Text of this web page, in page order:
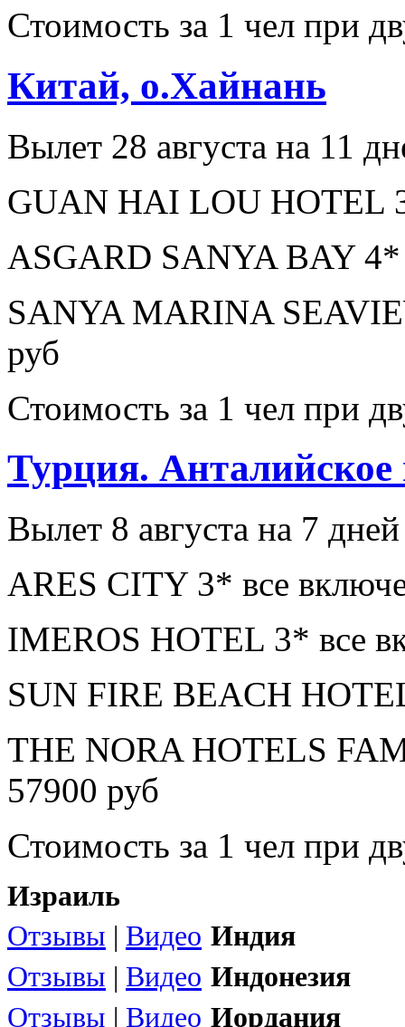
Стоимость за 1 чел при
Китай, о.Хайнань
Вылет 28 августа на 11
GUAN HAI LOU HOTEL
ASGARD SANYA BAY 4*
SANYA MARINA
руб
Стоимость за 1 чел при
Турция. Анталийское
Вылет 8 августа на 7 дней
ARES CITY 3* все
IMEROS HOTEL 3* все
SUN FIRE BEACH
THE NORA HOTELS
57900 руб
Стоимость за 1 чел при
Израиль
Отзывы | Видео Индия
Отзывы | Видео Индонезия
Отзывы | Видео Иордания